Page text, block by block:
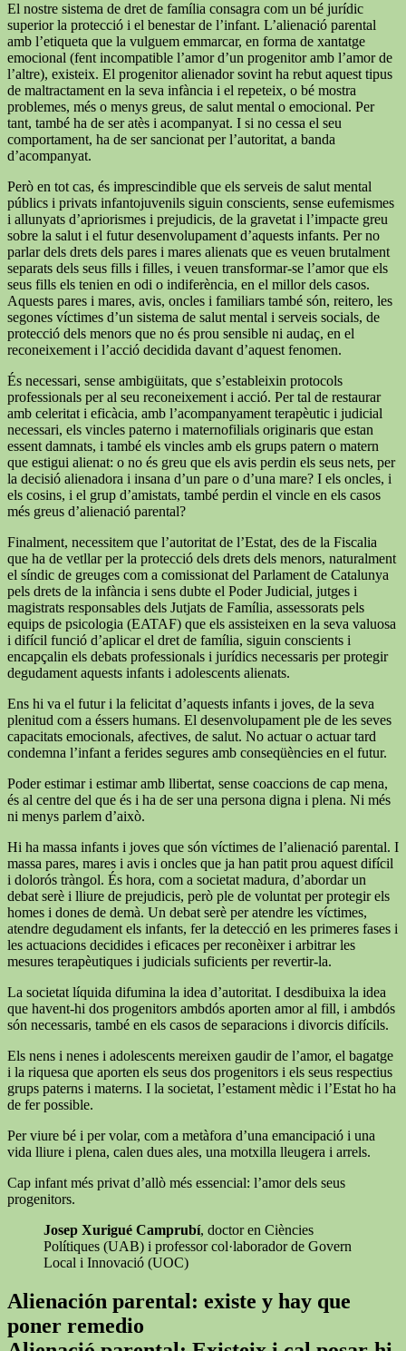
El nostre sistema de dret de família consagra com un bé jurídic
superior la protecció i el benestar de l’infant. L’alienació parental
amb l’etiqueta que la vulguem emmarcar, en forma de xantatge
emocional (fent incompatible l’amor d’un progenitor amb l’amor de
l’altre), existeix. El progenitor alienador sovint ha rebut aquest tipus
de maltractament en la seva infància i el repeteix, o bé mostra
problemes, més o menys greus, de salut mental o emocional. Per
tant, també ha de ser atès i acompanyat. I si no cessa el seu
comportament, ha de ser sancionat per l’autoritat, a banda
d’acompanyat.
Però en tot cas, és imprescindible que els serveis de salut mental
públics i privats infantojuvenils siguin conscients, sense eufemismes
i allunyats d’apriorismes i prejudicis, de la gravetat i l’impacte greu
sobre la salut i el futur desenvolupament d’aquests infants. Per no
parlar dels drets dels pares i mares alienats que es veuen brutalment
separats dels seus fills i filles, i veuen transformar-se l’amor que els
seus fills els tenien en odi o indiferència, en el millor dels casos.
Aquests pares i mares, avis, oncles i familiars també són, reitero, les
segones víctimes d’un sistema de salut mental i serveis socials, de
protecció dels menors que no és prou sensible ni audaç, en el
reconeixement i l’acció decidida davant d’aquest fenomen.
És necessari, sense ambigüitats, que s’estableixin protocols
professionals per al seu reconeixement i acció. Per tal de restaurar
amb celeritat i eficàcia, amb l’acompanyament terapèutic i judicial
necessari, els vincles paterno i maternofilials originaris que estan
essent damnats, i també els vincles amb els grups patern o matern
que estigui alienat: o no és greu que els avis perdin els seus nets, per
la decisió alienadora i insana d’un pare o d’una mare? I els oncles, i
els cosins, i el grup d’amistats, també perdin el vincle en els casos
més greus d’alienació parental?
Finalment, necessitem que l’autoritat de l’Estat, des de la Fiscalia
que ha de vetllar per la protecció dels drets dels menors, naturalment
el síndic de greuges com a comissionat del Parlament de Catalunya
pels drets de la infància i sens dubte el Poder Judicial, jutges i
magistrats responsables dels Jutjats de Família, assessorats pels
equips de psicologia (EATAF) que els assisteixen en la seva valuosa
i difícil funció d’aplicar el dret de família, siguin conscients i
encapçalin els debats professionals i jurídics necessaris per protegir
degudament aquests infants i adolescents alienats.
Ens hi va el futur i la felicitat d’aquests infants i joves, de la seva
plenitud com a éssers humans. El desenvolupament ple de les seves
capacitats emocionals, afectives, de salut. No actuar o actuar tard
condemna l’infant a ferides segures amb conseqüències en el futur.
Poder estimar i estimar amb llibertat, sense coaccions de cap mena,
és al centre del que és i ha de ser una persona digna i plena. Ni més
ni menys parlem d’això.
Hi ha massa infants i joves que són víctimes de l’alienació parental. I
massa pares, mares i avis i oncles que ja han patit prou aquest difícil
i dolorós tràngol. És hora, com a societat madura, d’abordar un
debat serè i lliure de prejudicis, però ple de voluntat per protegir els
homes i dones de demà. Un debat serè per atendre les víctimes,
atendre degudament els infants, fer la detecció en les primeres fases i
les actuacions decidides i eficaces per reconèixer i arbitrar les
mesures terapèutiques i judicials suficients per revertir-la.
La societat líquida difumina la idea d’autoritat. I desdibuixa la idea
que havent-hi dos progenitors ambdós aporten amor al fill, i ambdós
són necessaris, també en els casos de separacions i divorcis difícils.
Els nens i nenes i adolescents mereixen gaudir de l’amor, el bagatge
i la riquesa que aporten els seus dos progenitors i els seus respectius
grups paterns i materns. I la societat, l’estament mèdic i l’Estat ho ha
de fer possible.
Per viure bé i per volar, com a metàfora d’una emancipació i una
vida lliure i plena, calen dues ales, una motxilla lleugera i arrels.
Cap infant més privat d’allò més essencial: l’amor dels seus
progenitors.
Josep Xurigué Camprubí, doctor en Ciències
Polítiques (UAB) i professor col·laborador de Govern
Local i Innovació (UOC)
Alienación parental: existe y hay que
poner remedio